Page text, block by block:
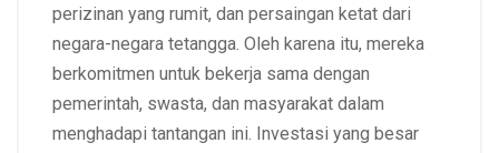
perizinan yang rumit, dan persaingan ketat dari
negara-negara tetangga. Oleh karena itu, mereka
berkomitmen untuk bekerja sama dengan
pemerintah, swasta, dan masyarakat dalam
menghadapi tantangan ini. Investasi yang besar